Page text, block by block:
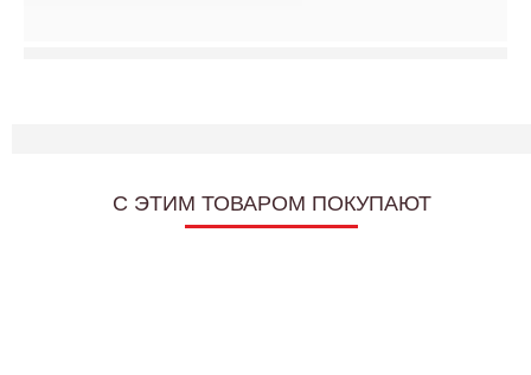
C ЭТИМ ТОВАРОМ ПОКУПАЮТ